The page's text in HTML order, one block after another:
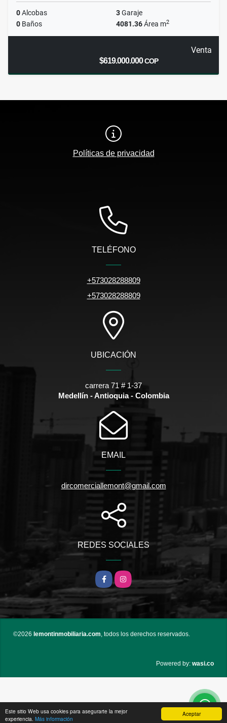
Aceptar
Este sitio Web usa cookies para asegurarte la mejor
experiencia. Más información
0Alcobas 3Garaje
0 Baños 4081.36Área m2
Venta
$619.000.000COP
Políticas de privacidad
TELÉFONO
+573028288809
+573028288809
UBICACIÓN
carrera 71 # 1-37
Medellín - Antioquia - Colombia
EMAIL
dircomerciallemont@gmail.com
REDES SOCIALES
Facebook
Instagram
©2026 lemontinmobiliaria.com, todos los derechos reservados.
Powered by: wasi.co